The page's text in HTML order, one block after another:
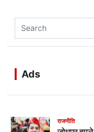
a
c
h
Ads
राजनीति